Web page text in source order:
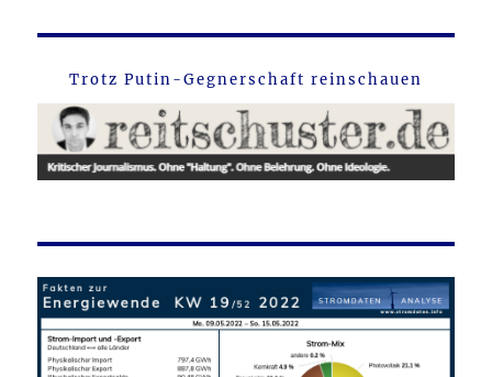
Trotz Putin-Gegnerschaft reinschauen